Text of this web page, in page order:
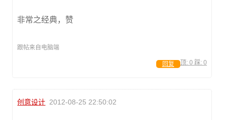
非常之经典，赞
跟帖来自电脑端
顶: 0 踩: 0
回复
创意设计 2012-08-25 22:50:02